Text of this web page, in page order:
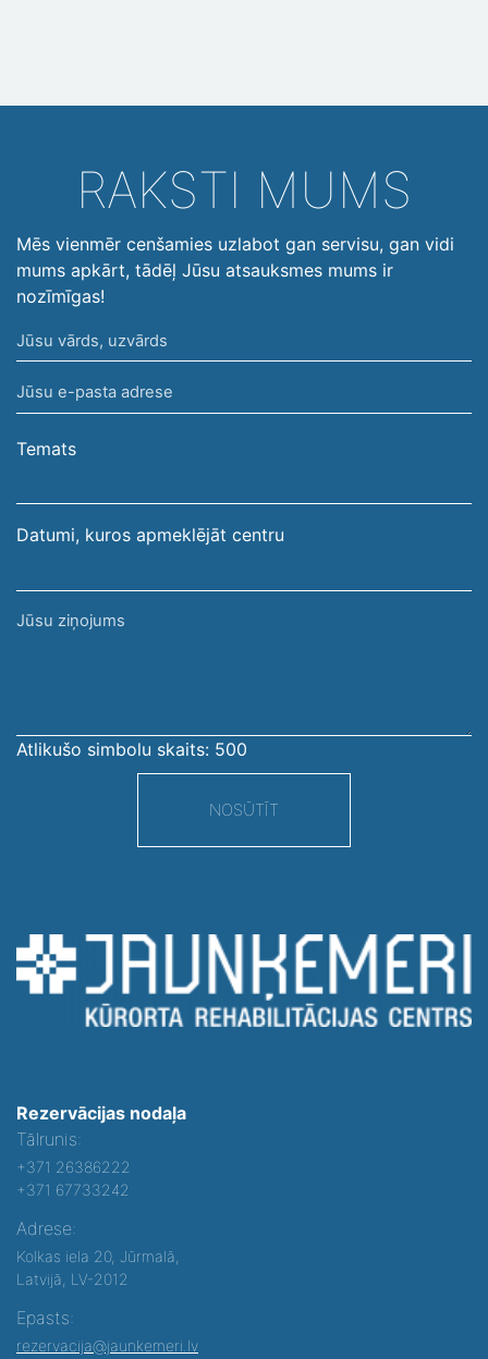
RAKSTI MUMS
Mēs vienmēr cenšamies uzlabot gan servisu, gan vidi
mums apkārt, tādēļ Jūsu atsauksmes mums ir
nozīmīgas!
Jūsu
vārds,
uzvārds
Jūsu
e-
pasta
Temats
Datumi, kuros apmeklējāt centru
Jūsu
Atlikušo simbolu skaits: 500
NOSŪTĪT
Rezervācijas nodaļa
Tālrunis:
+371 26386222
+371 67733242
Adrese:
Kolkas iela 20, Jūrmalā,
Latvijā, LV-2012
Epasts:
rezervacija@jaunkemeri.lv